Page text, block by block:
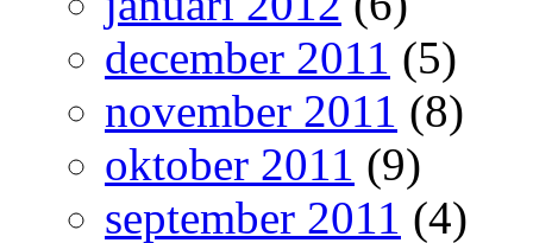
december 2011 (5)
november 2011 (8)
oktober 2011 (9)
september 2011 (4)